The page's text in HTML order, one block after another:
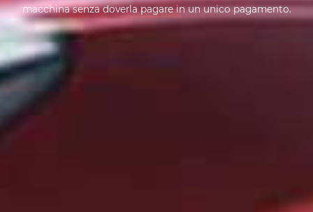
macchina senza doverla pagare in un unico pagamento.